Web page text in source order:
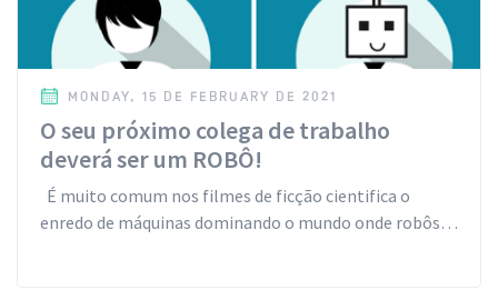
MONDAY, 15 DE FEBRUARY DE 2021
O seu próximo colega de trabalho
deverá ser um ROBÔ!
É muito comum nos filmes de ficção cientifica o
enredo de máquinas dominando o mundo onde robôs…